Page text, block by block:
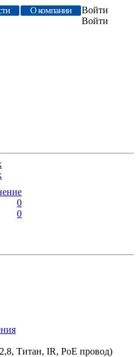
О компании
Войти
Войти
0
0
Титан, IR, PoE провод)